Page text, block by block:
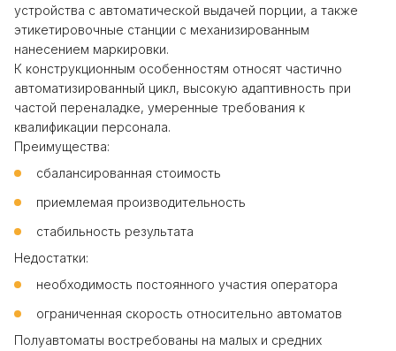
устройства с автоматической выдачей порции, а также
этикетировочные станции с механизированным
нанесением маркировки.
К конструкционным особенностям относят частично
автоматизированный цикл, высокую адаптивность при
частой переналадке, умеренные требования к
квалификации персонала.
Преимущества:
сбалансированная стоимость
приемлемая производительность
стабильность результата
Недостатки:
необходимость постоянного участия оператора
ограниченная скорость относительно автоматов
Полуавтоматы востребованы на малых и средних